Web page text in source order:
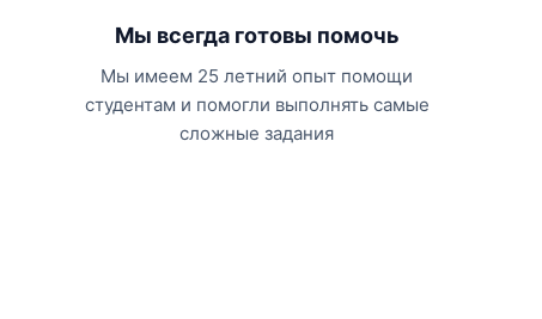
Мы всегда готовы помочь
Мы имеем 25 летний опыт помощи
студентам и помогли выполнять самые
сложные задания